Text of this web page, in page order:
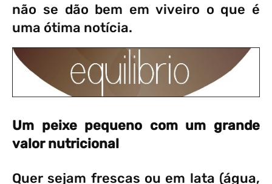
não se dão bem em viveiro o que é
uma ótima notícia.
Um peixe pequeno com um grande
valor nutricional
Quer sejam frescas ou em lata (água,